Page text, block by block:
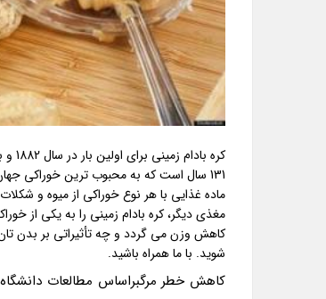
131 سال است که به محبوب ترین خوراکی
ماده غذایی با هر نوع خوراکی از میوه و
مغذی دیگر، کره بادام زمینی را به یکی از
کاهش وزن می گردد و چه تأثیراتی بر بدن تان
شوید. با ما همراه باشید.